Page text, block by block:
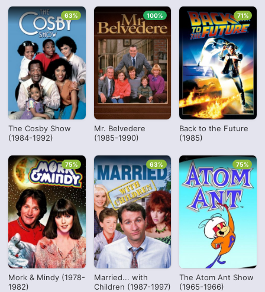
The Cosby Show
(1984-1992)
63%
Mr. Belvedere
(1985-1990)
100%
Back to the Future
(1985)
71%
Mork & Mindy (1978-
1982)
75%
Married... with
Children (1987-1997)
63%
The Atom Ant Show
(1965-1966)
75%